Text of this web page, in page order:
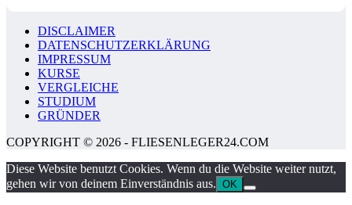
DISCLAIMER
DATENSCHUTZERKLÄRUNG
IMPRESSUM
KURSE
VERGLEICHE
STUDIUM
GRÜNDER
COPYRIGHT © 2026 - FLIESENLEGER24.COM
Diese Website benutzt Cookies. Wenn du die Website weiter nutzt,
gehen wir von deinem Einverständnis aus. OK